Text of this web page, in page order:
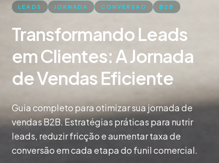
LEADS JORNADA CONVERSAO B2B
Transformando Leads
em Clientes: A Jornada
de Vendas Eficiente
Guia completo para otimizar sua jornada de
vendas B2B. Estratégias práticas para nutrir
leads, reduzir fricção e aumentar taxa de
conversão em cada etapa do funil comercial.